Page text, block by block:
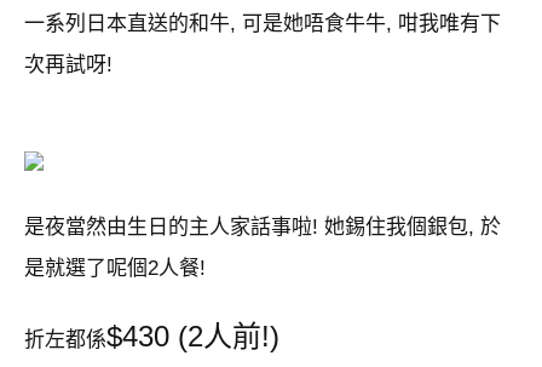
一系列日本直送的和牛, 可是她唔食牛牛, 咁我唯有下
次再試呀!
是夜當然由生日的主人家話事啦! 她錫住我個銀包, 於
是就選了呢個2人餐!
折左都係$430 (2人前!)